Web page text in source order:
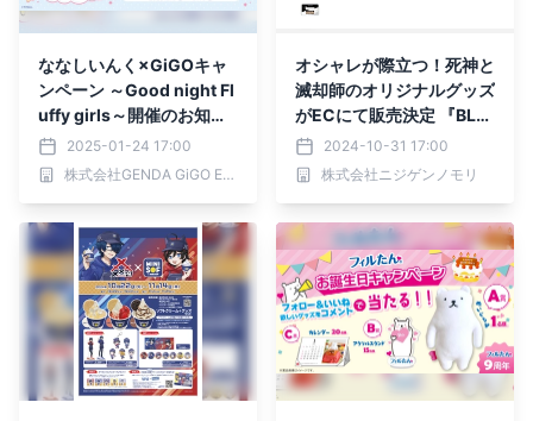
ななしいんく×GiGOキャ
ンペーン ～Good night Fl
uffy girls～開催のお知ら
せ
2025-01-24 17:00
株式会社GENDA GiGO Entertainment
オシャレが際立つ！死神と
滅却師のオリジナルグッズ
がECにて販売決定 『BLE
ACH 千年血戦篇』×ニジ
ゲンノモリ コラボイベン
ト
2024-10-31 17:00
株式会社ニジゲンノモリ